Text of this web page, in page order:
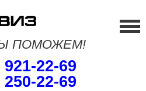
ПОМОЖЕМ!
22-69
22-69